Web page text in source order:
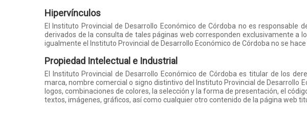
Hipervínculos
El Instituto Provincial de Desarrollo Económico de Córdoba no es
derivados de la consulta de tales páginas web corresponden exclusivamente a
igualmente el Instituto Provincial de Desarrollo Económico de Córdoba no se hace
Propiedad Intelectual e Industrial
El Instituto Provincial de Desarrollo Económico de Córdoba es titular de los
marca, nombre comercial o signo distintivo del Instituto Provincial de Desarrollo
logos, combinaciones de colores, la selección y la forma de presentación, el
textos, imágenes, gráficos, así como cualquier otro contenido de la página web